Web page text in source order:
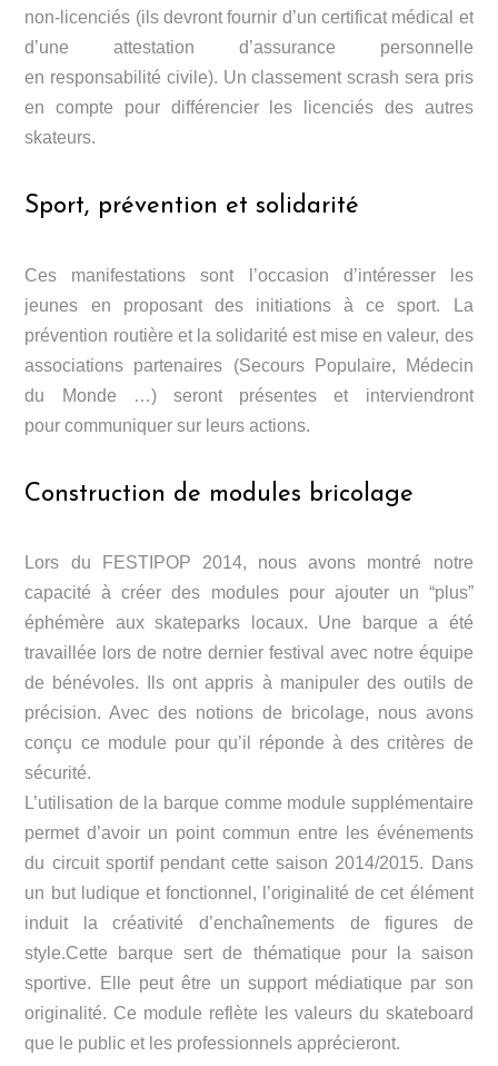
non-licenciés (ils devront fournir d’un certificat médical et
d’une attestation d’assurance personnelle
en responsabilité civile). Un classement scrash sera pris
en compte pour différencier les licenciés des autres
skateurs.
Sport, prévention et solidarité
Ces manifestations sont l’occasion d’intéresser les
jeunes en proposant des initiations à ce sport. La
prévention routière et la solidarité est mise en valeur, des
associations partenaires (Secours Populaire, Médecin
du Monde …) seront présentes et interviendront
pour communiquer sur leurs actions.
Construction de modules bricolage
Lors du FESTIPOP 2014, nous avons montré notre
capacité à créer des modules pour ajouter un “plus”
éphémère aux skateparks locaux. Une barque a été
travaillée lors de notre dernier festival avec notre équipe
de bénévoles. Ils ont appris à manipuler des outils de
précision. Avec des notions de bricolage, nous avons
conçu ce module pour qu’il réponde à des critères de
sécurité.
L’utilisation de la barque comme module supplémentaire
permet d’avoir un point commun entre les événements
du circuit sportif pendant cette saison 2014/2015. Dans
un but ludique et fonctionnel, l’originalité de cet élément
induit la créativité d’enchaînements de figures de
style.Cette barque sert de thématique pour la saison
sportive. Elle peut être un support médiatique par son
originalité. Ce module reflète les valeurs du skateboard
que le public et les professionnels apprécieront.